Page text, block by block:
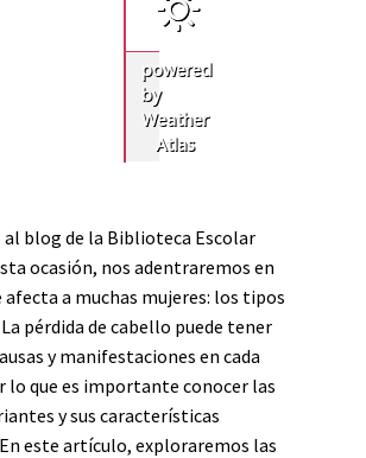
al blog de la Biblioteca Escolar
ocasión, nos adentraremos en
afecta a muchas mujeres: los tipos
pérdida de cabello puede tener
y manifestaciones en cada
lo que es importante conocer las
y sus características
este artículo, exploraremos las
powered
by
Weather
Atlas